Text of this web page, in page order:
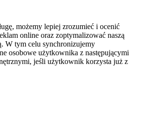
możemy lepiej zrozumieć i ocenić
online oraz zoptymalizować naszą
W tym celu synchronizujemy
osobowe użytkownika z następującymi
jeśli użytkownik korzysta już z